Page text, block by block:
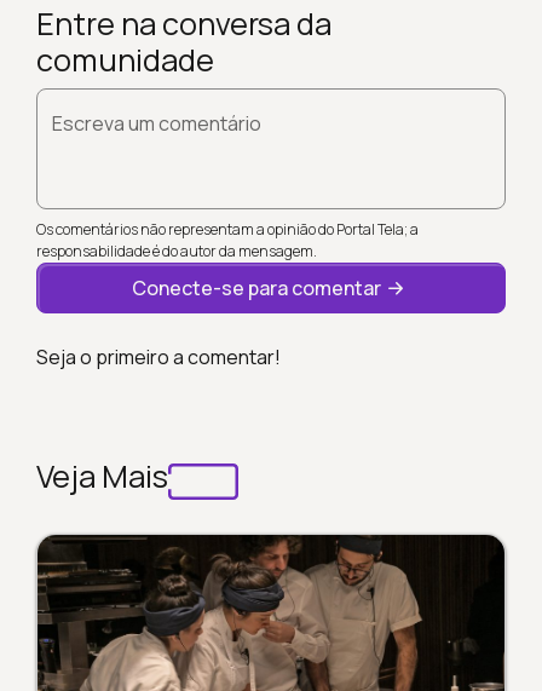
Entre na conversa da
comunidade
Escreva um comentário
Os comentários não representam a opinião do Portal Tela; a
responsabilidade é do autor da mensagem.
Conecte-se para comentar
Seja o primeiro a comentar!
Veja Mais